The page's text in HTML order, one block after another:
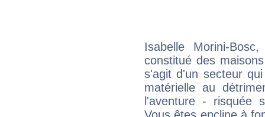
Isabelle Morini-
constitué des
s'agit d'un secteur
matérielle au
l'aventure - risquée